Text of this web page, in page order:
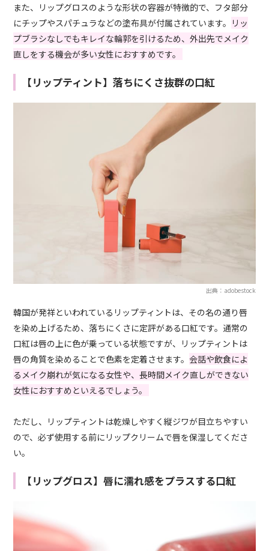
また、リップグロスのような形状の容器が特徴的で、フタ部分
にチップやスパチュラなどの塗布具が付属されています。 リッ
プブラシなしでもキレイな輪郭を引けるため、外出先でメイク
直しをする機会が多い女性におすすめです。
【リップティント】落ちにくさ抜群の口紅
出典：adobestock
韓国が発祥といわれているリップティントは、その名の通り唇
を染め上げるため、落ちにくさに定評がある口紅です。通常の
口紅は唇の上に色が乗っている状態ですが、リップティントは
唇の角質を染めることで色素を定着させます。 会話や飲食によ
るメイク崩れが気になる女性や、長時間メイク直しができない
女性におすすめといえるでしょう。
ただし、リップティントは乾燥しやすく縦ジワが目立ちやすい
ので、必ず使用する前にリップクリームで唇を保湿してくださ
い。
【リップグロス】唇に濡れ感をプラスする口紅